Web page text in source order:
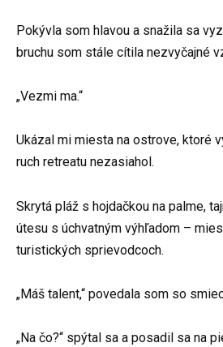
Pokývla som hlavou a snažila sa
bruchu som stále cítila nezvyčajné
„Vezmi ma.“
Ukázal mi miesta na ostrove, ktoré
ruch retreatu nezasiahol.
Skrytá pláž s hojdačkou na palme,
útesu s úchvatným výhľadom –
turistických sprievodcoch.
„Máš talent,“ povedala som so
„Na čo?“ spýtal sa a posadil sa na